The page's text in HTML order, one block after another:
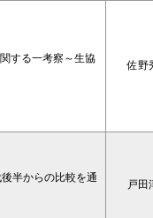
する一考察～生協
佐野
半からの比較を通
戸田